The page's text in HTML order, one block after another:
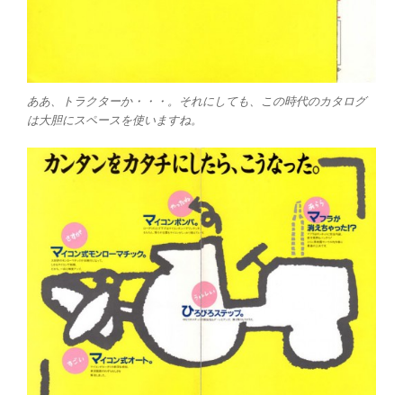
ああ、トラクターか・・・。それにしても、この時代のカタログ
は大胆にスペースを使いますね。